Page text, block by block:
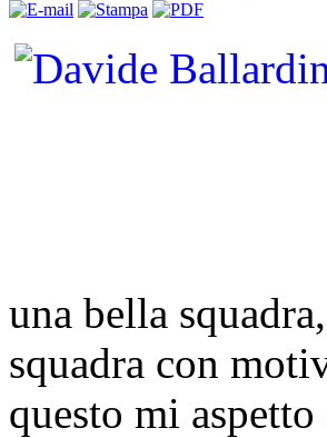
una bella
squadra con
questo mi